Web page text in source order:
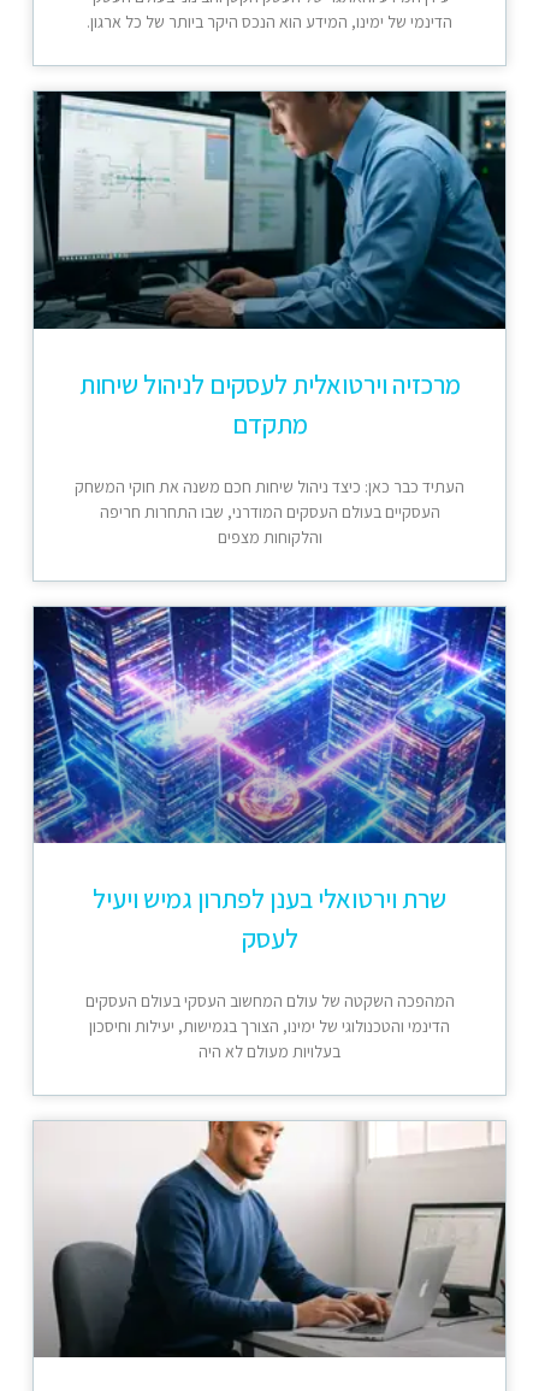
הדינמי של ימינו, המידע הוא הנכס היקר ביותר של כל ארגון.
מרכזיה וירטואלית לעסקים לניהול שיחות
מתקדם
העתיד כבר כאן: כיצד ניהול שיחות חכם משנה את חוקי המשחק
העסקיים בעולם העסקים המודרני, שבו התחרות חריפה
והלקוחות מצפים
שרת וירטואלי בענן לפתרון גמיש ויעיל
לעסק
המהפכה השקטה של עולם המחשוב העסקי בעולם העסקים
הדינמי והטכנולוגי של ימינו, הצורך בגמישות, יעילות וחיסכון
בעלויות מעולם לא היה